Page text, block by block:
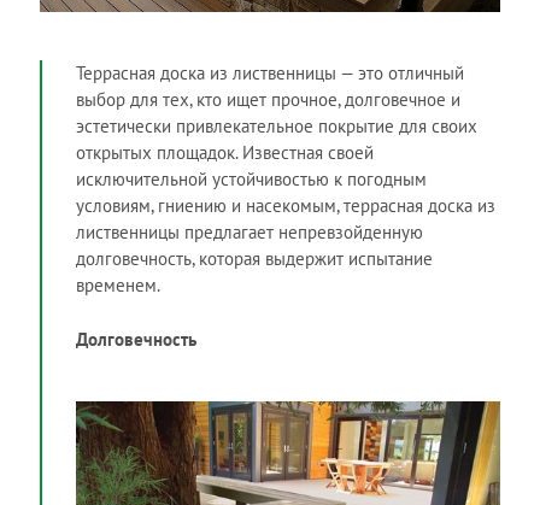
Террасная доска из лиственницы — это отличный
выбор для тех, кто ищет прочное, долговечное и
эстетически привлекательное покрытие для своих
открытых площадок. Известная своей
исключительной устойчивостью к погодным
условиям, гниению и насекомым, террасная доска из
лиственницы предлагает непревзойденную
долговечность, которая выдержит испытание
временем.
Долговечность